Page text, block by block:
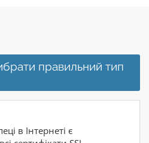
правильний тип
в Інтернеті є